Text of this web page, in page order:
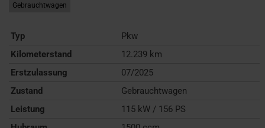
Gebrauchtwagen
Typ
Pkw
Kilometerstand
12.239 km
Erstzulassung
07/2025
Zustand
Gebrauchtwagen
Leistung
115 kW / 156 PS